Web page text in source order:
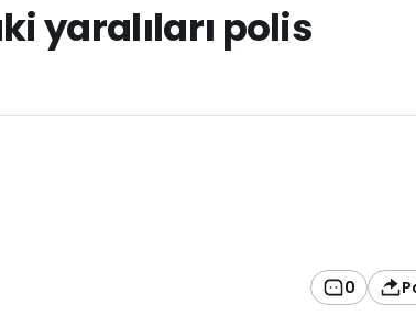
yaralıları polis
0